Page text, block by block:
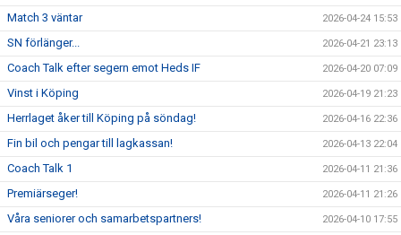
Match 3 väntar 2026-04-24 15:53
SN förlänger... 2026-04-21 23:13
Coach Talk efter segern emot Heds IF 2026-04-20 07:09
Vinst i Köping 2026-04-19 21:23
Herrlaget åker till Köping på söndag! 2026-04-16 22:36
Fin bil och pengar till lagkassan! 2026-04-13 22:04
Coach Talk 1 2026-04-11 21:36
Premiärseger! 2026-04-11 21:26
Våra seniorer och samarbetspartners! 2026-04-10 17:55